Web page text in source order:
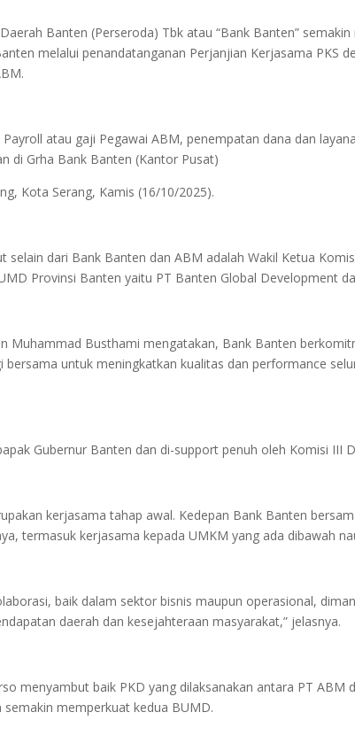
Banten (Perseroda) Tbk atau “Bank Banten”
melalui penandatanganan Perjanjian Kerjasama PKS
atau gaji Pegawai ABM, penempatan dana dan
di Grha Bank Banten (Kantor Pusat)
Kota Serang, Kamis (16/10/2025).
selain dari Bank Banten dan ABM adalah Wakil Ketua
Provinsi Banten yaitu PT Banten Global Development
Muhammad Busthami mengatakan, Bank Banten
untuk meningkatkan kualitas dan performance
Gubernur Banten dan di-support penuh oleh Komisi III
kerjasama tahap awal. Kedepan Bank Banten
termasuk kerjasama kepada UMKM yang ada dibawah
baik dalam sektor bisnis maupun operasional,
daerah dan kesejahteraan masyarakat,” jelasnya.
menyambut baik PKD yang dilaksanakan antara PT ABM
memperkuat kedua BUMD.